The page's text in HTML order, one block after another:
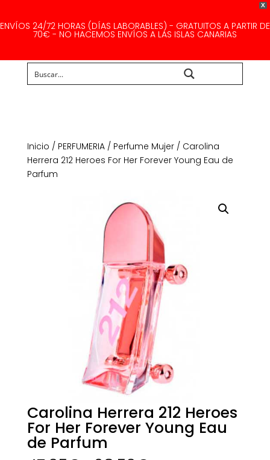
X
ENVÍOS 24/72 HORAS (DÍAS LABORABLES) - GRATUITOS A PARTIR DE
70€ - NO HACEMOS ENVÍOS A LAS ISLAS CANARIAS
Inicio / PERFUMERIA/ Perfume Mujer/ Carolina
Herrera 212 Heroes For Her Forever Young Eau de
Parfum
Carolina Herrera 212 Heroes
For Her Forever Young Eau
de Parfum